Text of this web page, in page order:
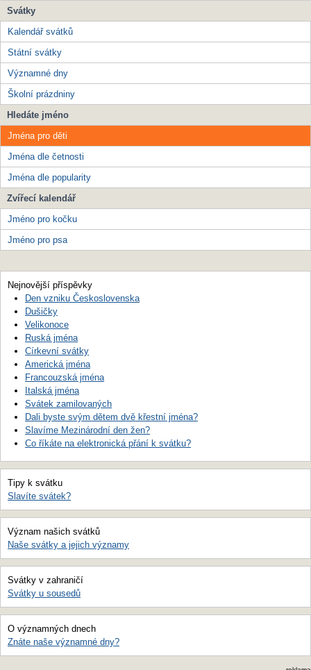
Svátky
Kalendář svátků
Státní svátky
Významné dny
Školní prázdniny
Hledáte jméno
Jména pro děti
Jména dle četnosti
Jména dle popularity
Zvířecí kalendář
Jméno pro kočku
Jméno pro psa
Nejnovější příspěvky
Den vzniku Československa
Dušičky
Velikonoce
Ruská jména
Církevní svátky
Americká jména
Francouzská jména
Italská jména
Svátek zamilovaných
Dali byste svým dětem dvě křestní jména?
Slavíme Mezinárodní den žen?
Co říkáte na elektronická přání k svátku?
Tipy k svátku
Slavíte svátek?
Význam našich svátků
Naše svátky a jejich významy
Svátky v zahraničí
Svátky u sousedů
O významných dnech
Znáte naše významné dny?